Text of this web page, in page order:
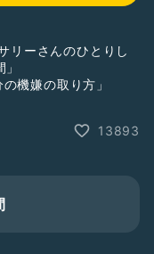
リーさんのひとりし
機嫌の取り方」
い！
13893